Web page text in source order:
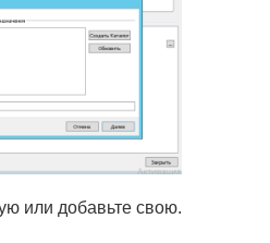
или добавьте свою.